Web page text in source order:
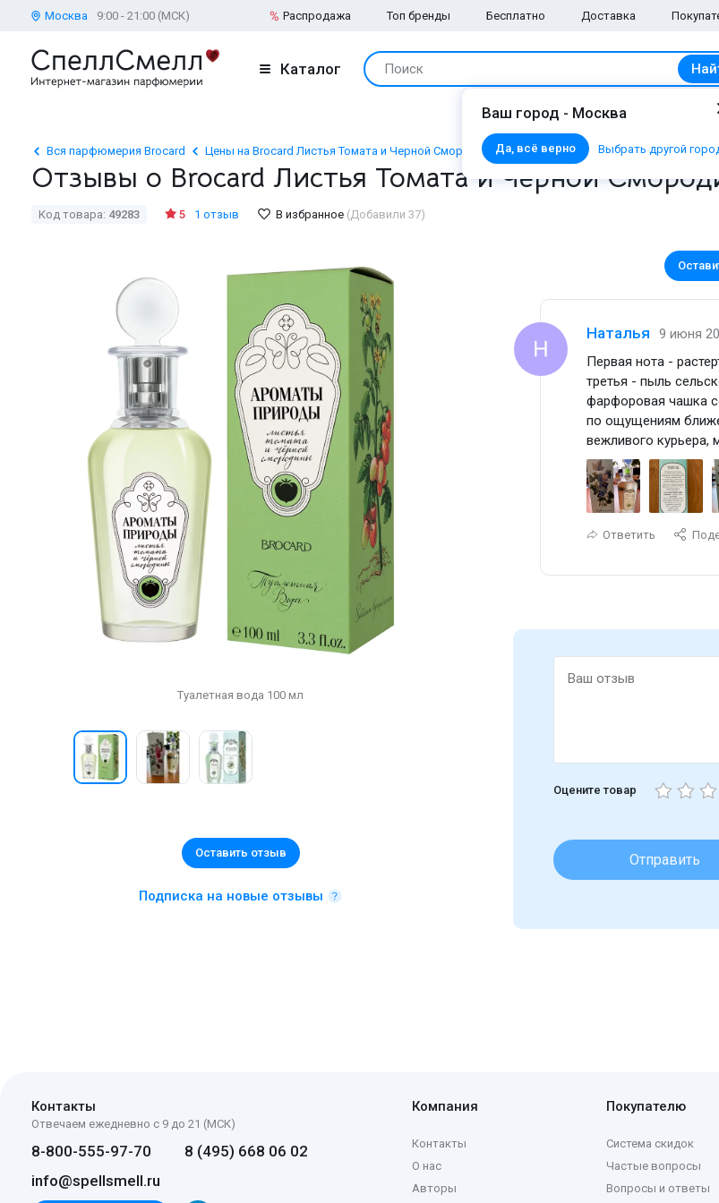
Москва 9:00 - 21:00 (МСК) Распродажа Топ бренды Бесплатно Доставка
Каталог Поиск
Ваш город - Москва
Да, всё верно Выбрать другой
Вся парфюмерия Brocard Цены на Brocard Листья Томата и Черной Смородины
Отзывы о Brocard Листья Томата и Черной
Код товара: 49283 5 1 отзыв В избранное (Добавили 37)
Туалетная вода 100 мл
Оставить отзыв
Подписка на новые отзывы
Наталья
9 июня
Первая нота -
третья - пыль
фарфоровая чашка
по ощущениям
вежливого курьера,
Ответить
Оцените товар
Отправить
Контакты
Отвечаем ежедневно с 9 до 21 (МСК)
8-800-555-97-70
8 (495) 668 06 02
info@spellsmell.ru
Компания
Контакты
О нас
Авторы
Покупателю
Система скидок
Частые вопросы
Вопросы и ответы